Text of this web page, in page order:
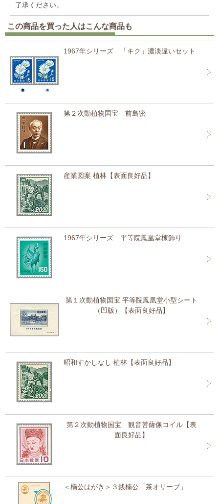
了承ください。
この商品を買った人はこんな商品も
1967年シリーズ 「キク」濃淡違いセット
第２次動植物国宝 前島密
産業図案 植林【表面良好品】
1967年シリーズ 平等院鳳凰堂棟飾り
第１次動植物国宝 平等院鳳凰堂小型シート
（凹版）【表面良好品】
昭和すかしなし 植林【表面良好品】
第２次動植物国宝 観音菩薩像コイル【表
面良好品】
＜楠公はがき＞３銭楠公「茶オリーブ」